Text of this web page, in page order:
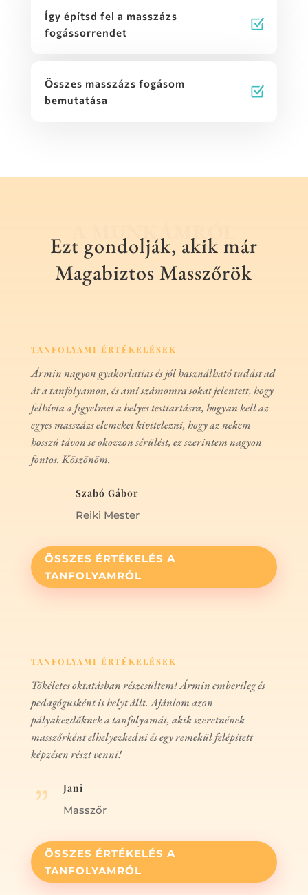
Így építsd fel a masszázs
fogássorrendet
Összes masszázs fogásom
bemutatása
A MUNKÁMRÓL
Ezt gondolják, akik már
Magabiztos Masszőrök
TANFOLYAMI ÉRTÉKELÉSEK
Ármin nagyon gyakorlatias és jól használható tudást ad
át a tanfolyamon, és ami számomra sokat jelentett, hogy
felhívta a figyelmet a helyes testtartásra, hogyan kell az
egyes masszázs elemeket kivitelezni, hogy az nekem
hosszú távon se okozzon sérülést, ez szerintem nagyon
fontos. Köszönöm.
Szabó Gábor
Reiki Mester
ÖSSZES ÉRTÉKELÉS A
TANFOLYAMRÓL
TANFOLYAMI ÉRTÉKELÉSEK
Tökéletes oktatásban részesültem! Ármin emberileg és
pedagógusként is helyt állt. Ajánlom azon
pályakezdőknek a tanfolyamát, akik szeretnének
masszőrként elhelyezkedni és egy remekül felépített
képzésen részt venni!
{
Jani
Masszőr
ÖSSZES ÉRTÉKELÉS A
TANFOLYAMRÓL